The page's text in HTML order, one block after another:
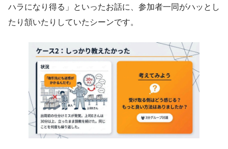
ハラになり得る」といったお話に、参加者一同がハッとし
たり頷いたりしていたシーンです。